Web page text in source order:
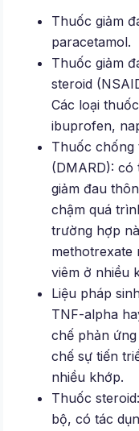
Thuốc giảm
paracetamol.
Thuốc giảm
steroid
Các loại
ibuprofen,
Thuốc chống
(DMARD):
giảm đau
chậm quá
trường hợp
methotrexate
viêm ở nhiều
Liệu pháp
TNF-alpha
chế phản
chế sự tiến
nhiều khớp.
Thuốc
bộ, có tác